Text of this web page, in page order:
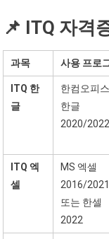
📌 ITQ 자격
과목 사용 프로
ITQ 한
글
한컴오피스
한글
2020/2022
ITQ 엑
셀
MS 엑셀
2016/2021
또는 한셀
2022